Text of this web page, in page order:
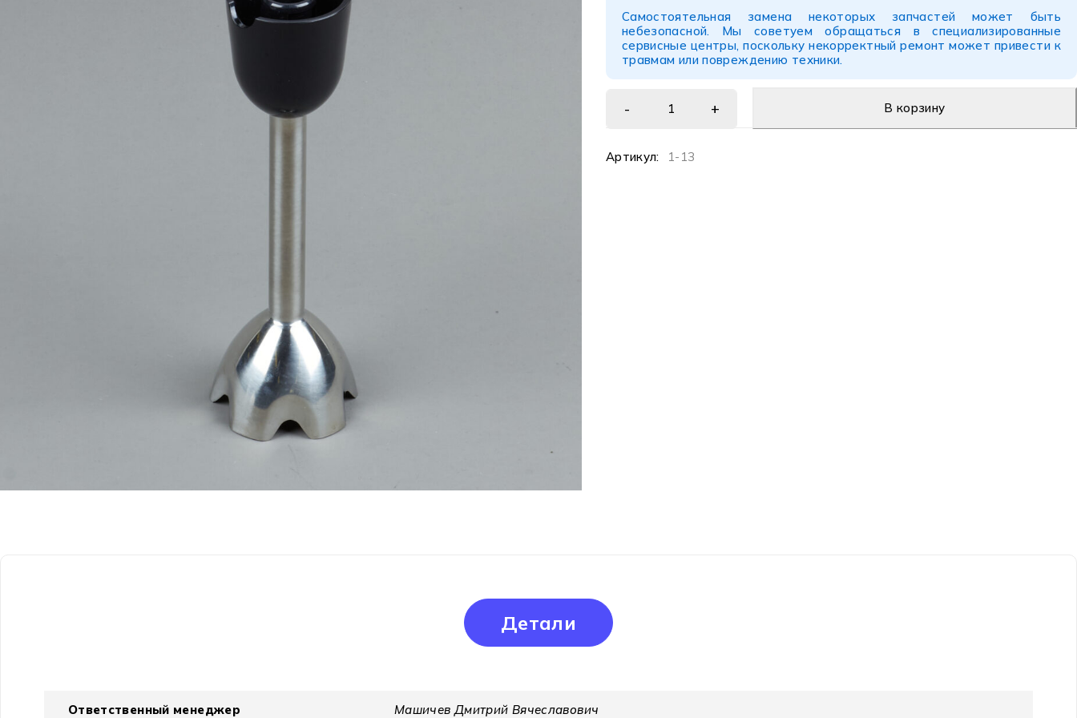
Самостоятельная замена некоторых запчастей может быть
небезопасной. Мы советуем обращаться в специализированные
сервисные центры, поскольку некорректный ремонт может привести к
травмам или повреждению техники.
В корзину
Артикул: 1-13
Детали
Ответственный менеджер Машичев Дмитрий Вячеславович